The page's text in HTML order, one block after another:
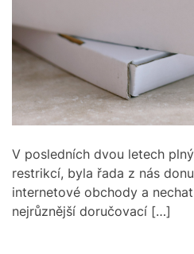
V posledních dvou letech
restrikcí, byla řada z nás
internetové obchody a
nejrůznější doručovací […]